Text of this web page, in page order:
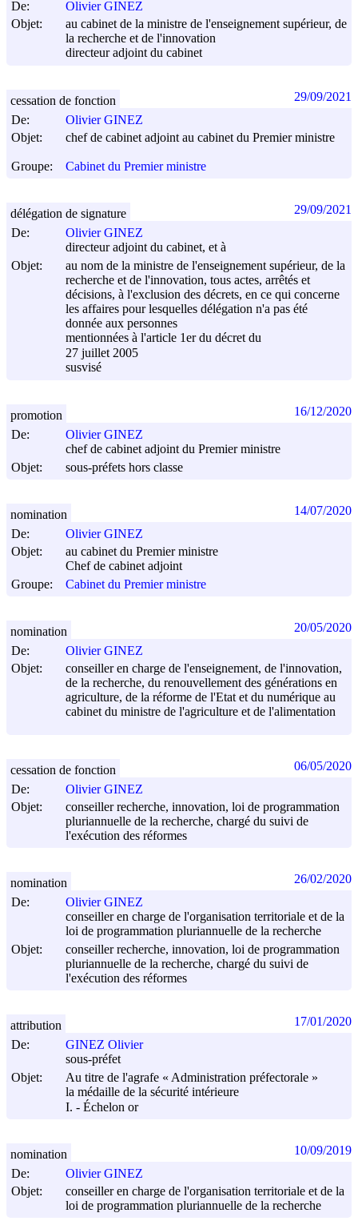
De:
Olivier GINEZ
Objet:
au cabinet de la ministre de l'enseignement supérieur, de
la recherche et de l'innovation
directeur adjoint du cabinet
De:
Olivier GINEZ
Objet:
chef de cabinet adjoint au cabinet du Premier ministre
Groupe: Cabinet du Premier ministre
cessation de fonction 29/09/2021
De:
Olivier GINEZ
directeur adjoint du cabinet, et à
Objet:
au nom de la ministre de l'enseignement supérieur, de la
recherche et de l'innovation, tous actes, arrêtés et
décisions, à l'exclusion des décrets, en ce qui concerne
les affaires pour lesquelles délégation n'a pas été
donnée aux personnes
mentionnées à l'article 1er du décret du
27 juillet 2005
susvisé
délégation de signature 29/09/2021
De:
Olivier GINEZ
chef de cabinet adjoint du Premier ministre
Objet:
sous-préfets hors classe
promotion 16/12/2020
De:
Olivier GINEZ
Objet:
au cabinet du Premier ministre
Chef de cabinet adjoint
Groupe:
Cabinet du Premier ministre
nomination 14/07/2020
De:
Olivier GINEZ
Objet:
conseiller en charge de l'enseignement, de l'innovation,
de la recherche, du renouvellement des générations en
agriculture, de la réforme de l'Etat et du numérique au
cabinet du ministre de l'agriculture et de l'alimentation
nomination 20/05/2020
De:
Olivier GINEZ
Objet:
conseiller recherche, innovation, loi de programmation
pluriannuelle de la recherche, chargé du suivi de
l'exécution des réformes
cessation de fonction 06/05/2020
De:
Olivier GINEZ
conseiller en charge de l'organisation territoriale et de la
loi de programmation pluriannuelle de la recherche
Objet:
conseiller recherche, innovation, loi de programmation
pluriannuelle de la recherche, chargé du suivi de
l'exécution des réformes
nomination 26/02/2020
De:
GINEZ Olivier
sous-préfet
Objet:
Au titre de l'agrafe « Administration préfectorale »
la médaille de la sécurité intérieure
I. - Échelon or
attribution 17/01/2020
De:
Olivier GINEZ
Objet:
conseiller en charge de l'organisation territoriale et de la
loi de programmation pluriannuelle de la recherche
nomination 10/09/2019